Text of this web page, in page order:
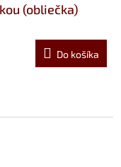
(obliečka)
Do košíka